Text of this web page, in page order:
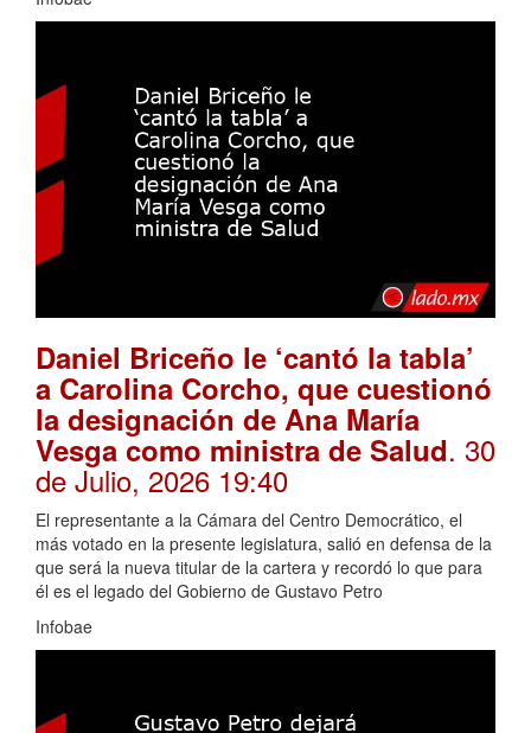
Daniel Briceño le ‘cantó la tabla’
a Carolina Corcho, que cuestionó
la designación de Ana María
Vesga como ministra de Salud. 30
de Julio, 2026 19:40
El representante a la Cámara del Centro Democrático, el
más votado en la presente legislatura, salió en defensa de la
que será la nueva titular de la cartera y recordó lo que para
él es el legado del Gobierno de Gustavo Petro
Infobae